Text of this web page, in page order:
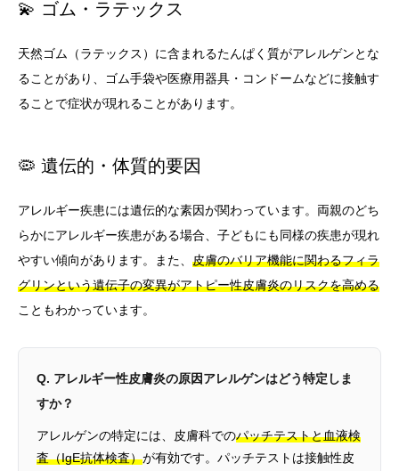
💫 ゴム・ラテックス
天然ゴム（ラテックス）に含まれるたんぱく質がアレルゲンとな
ることがあり、ゴム手袋や医療用器具・コンドームなどに接触す
ることで症状が現れることがあります。
🦠 遺伝的・体質的要因
アレルギー疾患には遺伝的な素因が関わっています。両親のどち
らかにアレルギー疾患がある場合、子どもにも同様の疾患が現れ
やすい傾向があります。また、 皮膚のバリア機能に関わるフィラ
グリンという遺伝子の変異がアトピー性皮膚炎のリスクを高める
こともわかっています。
Q. アレルギー性皮膚炎の原因アレルゲンはどう特定しま
すか？
アレルゲンの特定には、皮膚科でのパッチテストと血液検
査（IgE抗体検査）が有効です。パッチテストは接触性皮